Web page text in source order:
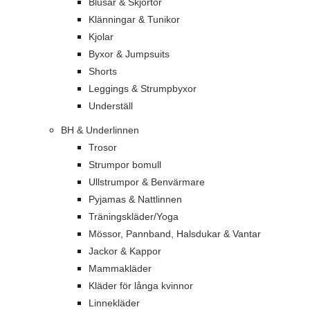
Klänningar & Tunikor
Kjolar
Byxor & Jumpsuits
Shorts
Leggings & Strumpbyxor
Underställ
BH & Underlinnen
Trosor
Strumpor bomull
Ullstrumpor & Benvärmare
Pyjamas & Nattlinnen
Träningskläder/Yoga
Mössor, Pannband, Halsdukar & Vantar
Jackor & Kappor
Mammakläder
Kläder för långa kvinnor
Linnekläder